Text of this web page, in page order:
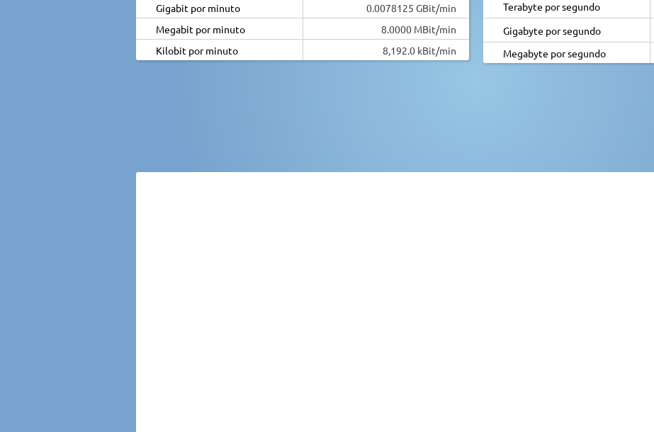
Gigabit por minuto
0.0078125 GBit/min
Megabit por minuto
8.0000 MBit/min
Kilobit por minuto
8,192.0 kBit/min
Terabyte por segundo
Gigabyte por segundo
Megabyte por segundo